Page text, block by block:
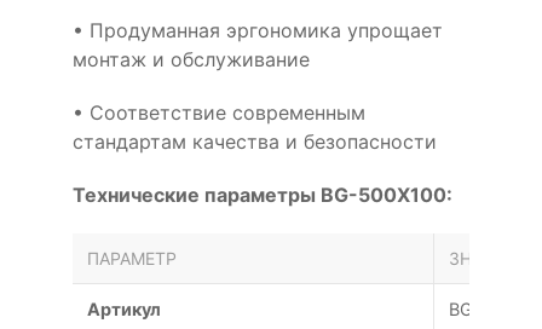
• Продуманная эргономика упрощает
монтаж и обслуживание
• Соответствие современным
стандартам качества и безопасности
Технические параметры BG-500X100:
ПАРАМЕТР ЗНАЧЕНИЕ
Артикул BG-